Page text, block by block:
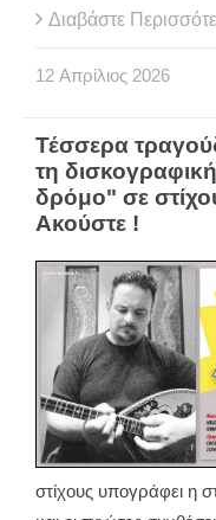
Διαβάστε
12 Απρίλιος 2026
Τέσσερα
τη
δρόμο" σε
Ακούστε !
στίχους υπογράφει η